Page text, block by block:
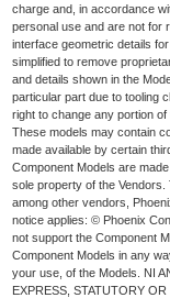
charge and, in accordance
personal use and are not for
interface geometric details
simplified to remove
and details shown in the
particular part due to tooling
right to change any portion
These models may contain
made available by certain
Component Models are
sole property of the
among other vendors,
notice applies: © Phoenix
not support the Component
Component Models in any
your use, of the Models. NI
EXPRESS, STATUTORY